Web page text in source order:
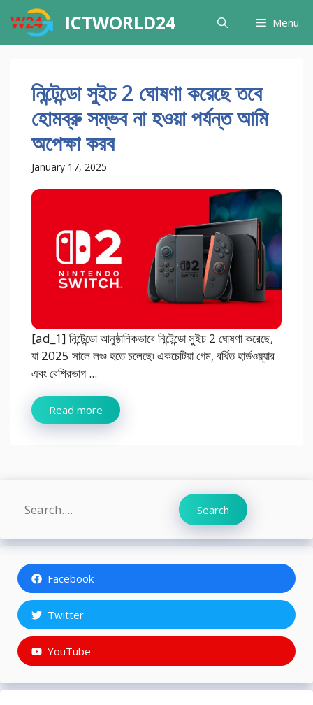
content
ICTWORLD24 Menu
নিন্টেন্ডো সুইচ 2 ঘোষণা করেছে তবে
হোমব্রু সম্ভব না হওয়া পর্যন্ত আমি
অপেক্ষা করব
January 17, 2025
[ad_1] নিন্টেন্ডো আনুষ্ঠানিকভাবে নিন্টেন্ডো সুইচ 2 ঘোষণা করেছে,
যা 2025 সালে লঞ্চ হতে চলেছে৷ একচেটিয়া গেম, বর্ধিত হার্ডওয়্যার
এবং বেশিরভাগ ...
Read more
Search Search
Facebook
Twitter
YouTube